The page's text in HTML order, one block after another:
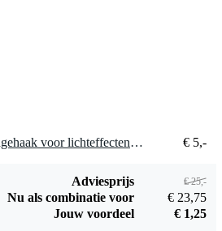
5 x Eurolite TH-40S montagehaak voor lichteffecten op truss 35 - 40 mm € 5,-
Adviesprijs € 25,-
Nu als combinatie voor
€ 23,75
Jouw voordeel
€ 1,25